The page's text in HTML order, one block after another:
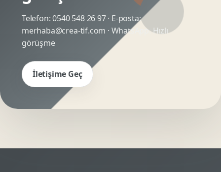
Telefon:0540 548 26 97· E-posta:
merhaba@crea-tif.com · WhatsApp:Hızlı
görüşme
İletişime Geç